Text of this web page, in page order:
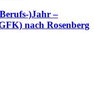
)Jahr –
nach Rosenberg